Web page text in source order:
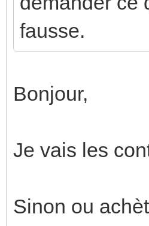
fausse.
Bonjour,
Je vais les
Sinon ou